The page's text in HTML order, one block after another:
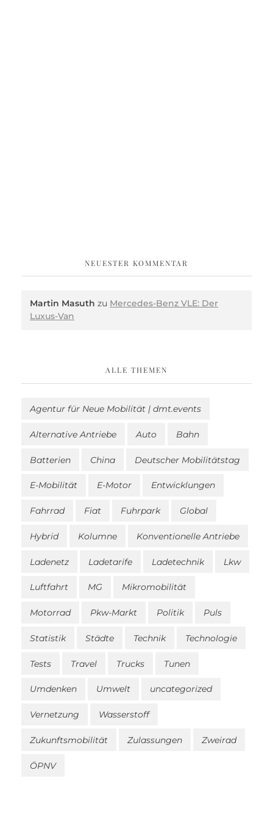
NEUESTER KOMMENTAR
Martin Masuth zu Mercedes-Benz VLE: Der
Luxus-Van
ALLE THEMEN
Agentur für Neue Mobilität | dmt.events
Alternative Antriebe Auto Bahn
Batterien China Deutscher Mobilitätstag
E-Mobilität E-Motor Entwicklungen
Fahrrad Fiat Fuhrpark Global
Hybrid Kolumne Konventionelle Antriebe
Ladenetz Ladetarife Ladetechnik Lkw
Luftfahrt MG Mikromobilität
Motorrad Pkw-Markt Politik Puls
Statistik Städte Technik Technologie
Tests Travel Trucks Tunen
Umdenken Umwelt uncategorized
Vernetzung Wasserstoff
Zukunftsmobilität Zulassungen Zweirad
ÖPNV